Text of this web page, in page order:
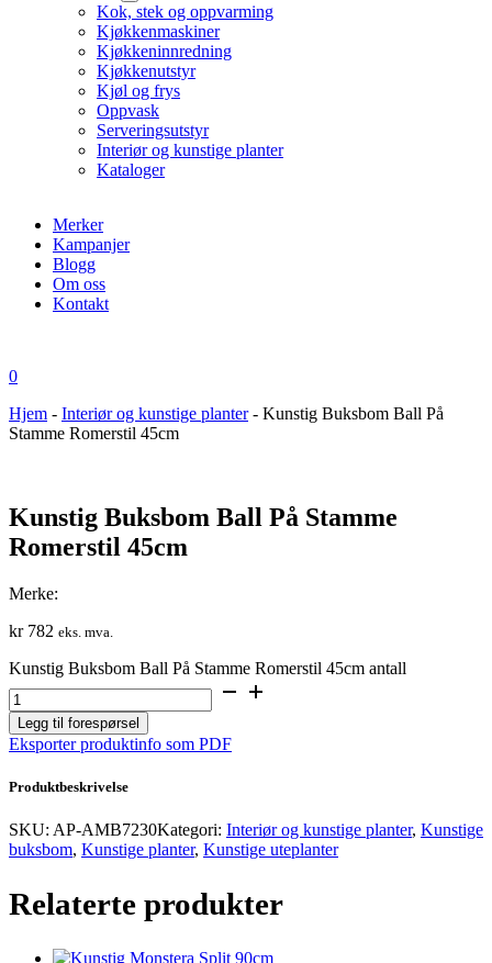
Kok, stek og oppvarming
Kjøkkenmaskiner
Kjøkkeninnredning
Kjøkkenutstyr
Kjøl og frys
Oppvask
Serveringsutstyr
Interiør og kunstige planter
Kataloger
Merker
Kampanjer
Blogg
Om oss
Kontakt
0
Hjem - Interiør og kunstige planter- Kunstig Buksbom Ball På
Stamme Romerstil 45cm
Kunstig Buksbom Ball På Stamme
Romerstil 45cm
Merke:
kr782 eks. mva.
Kunstig Buksbom Ball På Stamme Romerstil 45cm antall
Legg til forespørsel
Eksporter produktinfo som PDF
Produktbeskrivelse
SKU: AP-AMB7230Kategori: Interiør og kunstige planter, Kunstige
buksbom, Kunstige planter, Kunstige uteplanter
Relaterte produkter